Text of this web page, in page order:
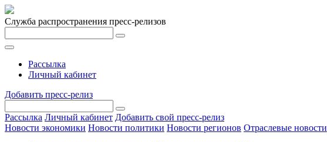
Служба распространения пресс-релизов
Рассылка
Личный кабинет
Добавить пресс-релиз
Рассылка Личный кабинет Добавить свой пресс-релиз
Новости экономики Новости политики Новости регионов Отраслевые новости